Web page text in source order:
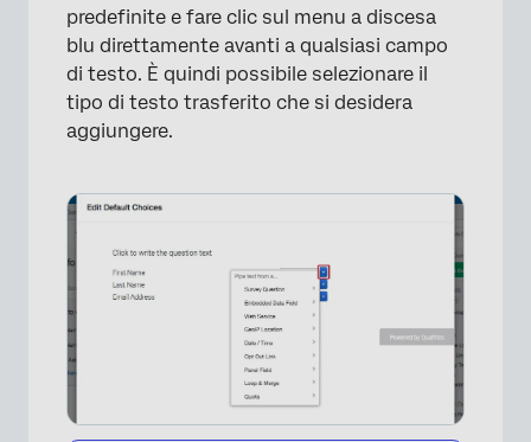
predefinite e fare clic sul menu a discesa
blu direttamente avanti a qualsiasi campo
di testo. È quindi possibile selezionare il
tipo di testo trasferito che si desidera
aggiungere.